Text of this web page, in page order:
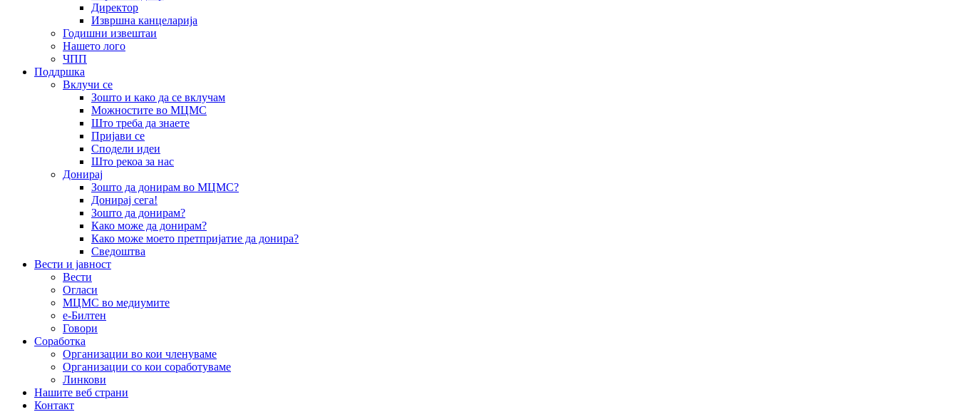
Директор
Извршна канцеларија
Годишни извештаи
Нашето лого
ЧПП
Поддршка
Вклучи се
Зошто и како да се вклучам
Можностите во МЦМС
Што треба да знаете
Пријави се
Сподели идеи
Што рекоа за нас
Донирај
Зошто да донирам во МЦМС?
Донирај сега!
Зошто да донирам?
Како може да донирам?
Како може моето претпријатие да донира?
Сведоштва
Вести и јавност
Вести
Огласи
МЦМС во медиумите
е-Билтен
Говори
Соработка
Организации во кои членуваме
Организации со кои соработуваме
Линкови
Нашите веб страни
Контакт